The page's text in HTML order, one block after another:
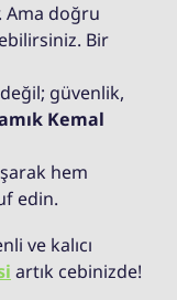
Ama doğru
Bir
güvenlik,
Kemal
hem
edin.
ve kalıcı
artık cebinizde!